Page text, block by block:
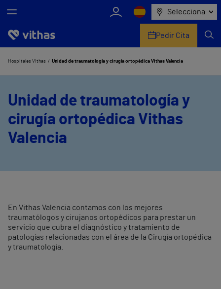
Selecciona
Nosotros
Servicios de salud
Equipo médico y asistencial
Pedir Cita
Hospitales Vithas Unidad de traumatología y cirugía ortopédica Vithas Valencia
Unidad de traumatología y
cirugía ortopédica Vithas
Valencia
En Vithas Valencia contamos con los mejores
traumatólogos y cirujanos ortopédicos para prestar un
servicio que cubra el diagnóstico y tratamiento de
patologías relacionadas con el área de la Cirugía ortopédica
y traumatología.